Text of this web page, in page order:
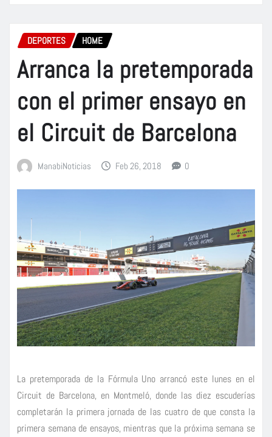
DEPORTES HOME
Arranca la pretemporada
con el primer ensayo en
el Circuit de Barcelona
ManabiNoticias Feb 26, 2018 0
La pretemporada de la Fórmula Uno arrancó este lunes en el
Circuit de Barcelona, en Montmeló, donde las diez escuderías
completarán la primera jornada de las cuatro de que consta la
primera semana de ensayos, mientras que la próxima semana se